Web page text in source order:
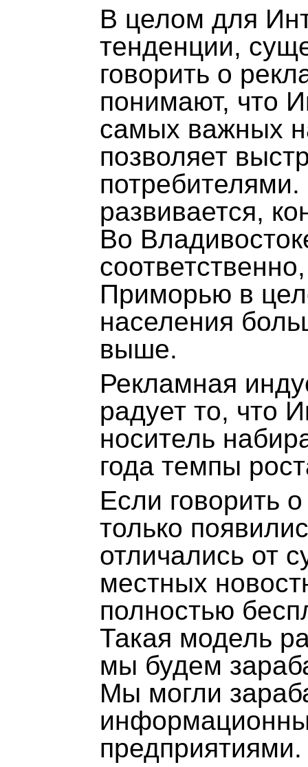
В целом для
тенденции,
говорить о
понимают, что
самых важных
позволяет
развивается,
Во
Приморью в
населения
выше.
Рекламная
радует то, что
носитель
года темпы
Если говорить
только
отличались от
местных
полностью
Такая модель
мы будем
Мы могли
предприятиями.